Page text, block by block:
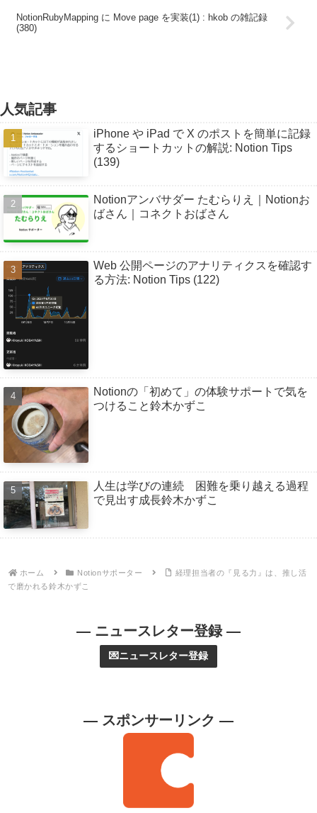
NotionRubyMapping に Move page を実装(1) : hkob の雑記録
(380)
人気記事
iPhone や iPad で X のポストを簡単に記録
するショートカットの解説: Notion Tips
(139)
Notionアンバサダー たむらりえ｜Notionお
ばさん｜コネクトおばさん
Web 公開ページのアナリティクスを確認す
る方法: Notion Tips (122)
Notionの「初めて」の体験サポートで気を
つけること鈴木かずこ
人生は学びの連続 困難を乗り越える過程
で見出す成長鈴木かずこ
ホーム Notionサポーター
経理担当者の『見る力』は、推し活
で磨かれる鈴木かずこ
— ニュースレター登録 —
💌ニュースレター登録
— スポンサーリンク —